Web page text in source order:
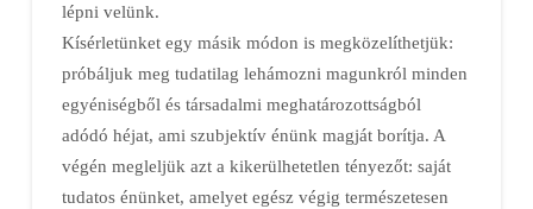
lépni velünk.
Kísérletünket egy másik módon is megközelíthetjük:
próbáljuk meg tudatilag lehámozni magunkról minden
egyéniségből és társadalmi meghatározottságból
adódó héjat, ami szubjektív énünk magját borítja. A
végén megleljük azt a kikerülhetetlen tényezőt: saját
tudatos énünket, amelyet egész végig természetesen